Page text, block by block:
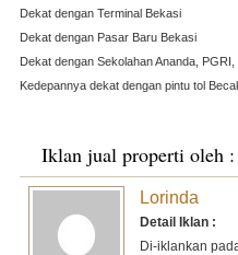
Dekat dengan Terminal Bekasi
Dekat dengan Pasar Baru Bekasi
Dekat dengan Sekolahan Ananda,
Kedepannya dekat dengan pintu tol
Iklan jual properti oleh :
Lorinda
Detail Iklan :
Di-iklankan